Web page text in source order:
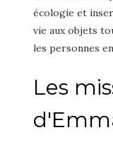
écologie et
vie aux objets
les personnes
Les